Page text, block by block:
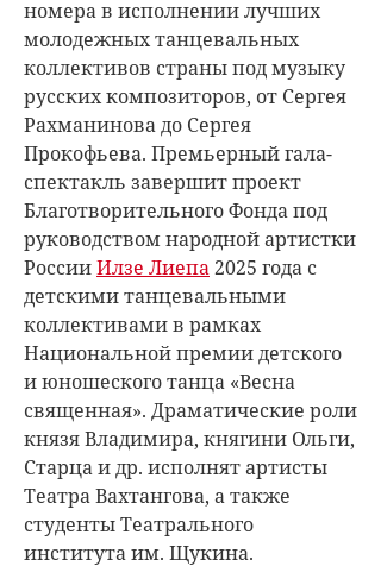
номера в исполнении лучших
молодежных танцевальных
коллективов страны под музыку
русских композиторов, от Сергея
Рахманинова до Сергея
Прокофьева. Премьерный гала-
спектакль завершит проект
Благотворительного Фонда под
руководством народной артистки
РоссииИлзе Лиепа2025 года с
детскими танцевальными
коллективами в рамках
Национальной премии детского
и юношеского танца «Весна
священная». Драматические роли
князя Владимира, княгини Ольги,
Старца и др. исполнят артисты
Театра Вахтангова, а также
студенты Театрального
института им. Щукина.